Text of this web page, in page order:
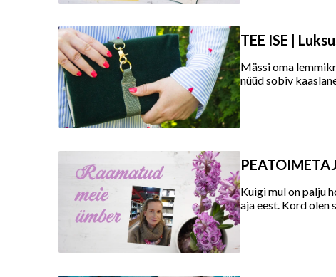
TEE ISE |
Mässi oma
nüüd sobiv
Kuigi mul on palju
aja eest. Kord olen